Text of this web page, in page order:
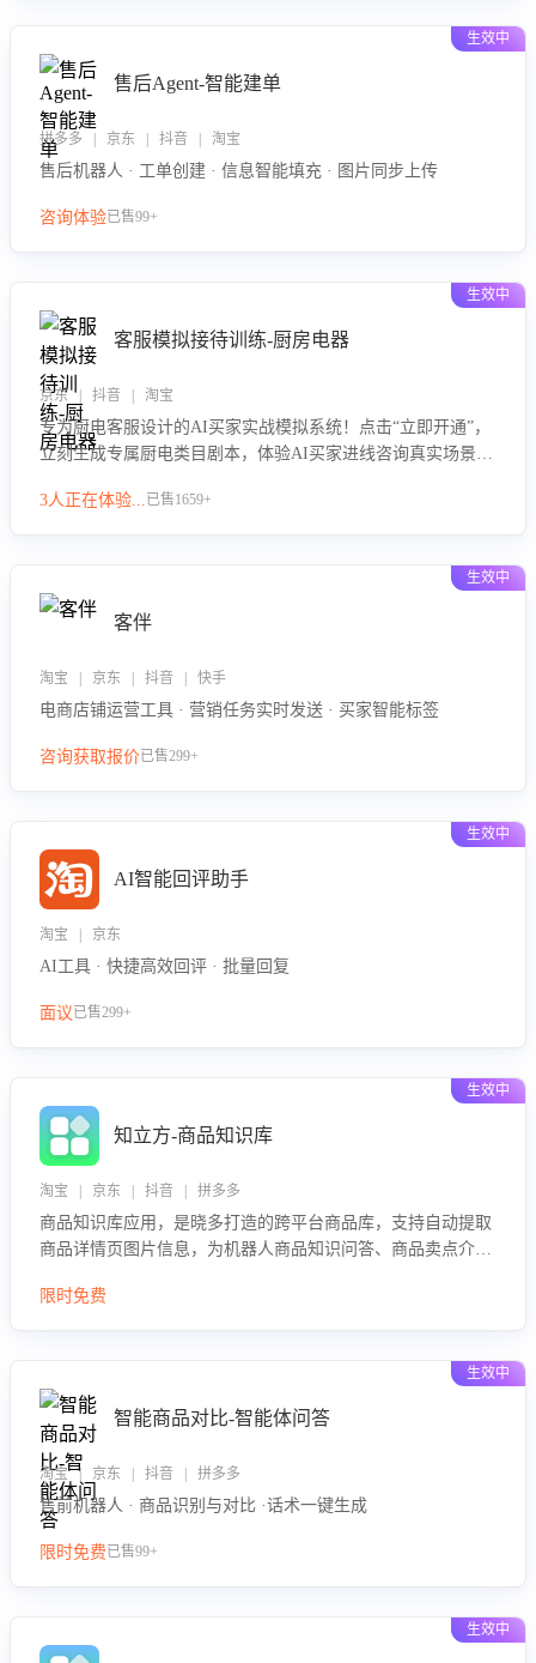
生效中
售后Agent-智能建单
拼多多 | 京东 | 抖音 | 淘宝
售后机器人 · 工单创建 · 信息智能填充 · 图片同步上传
咨询体验已售99+
生效中
客服模拟接待训练-厨房电器
京东 | 抖音 | 淘宝
专为厨电客服设计的AI买家实战模拟系统！点击“立即开通”，
立刻生成专属厨电类目剧本，体验AI买家进线咨询真实场景训
技巧！
3人正在体验...已售1659+
生效中
客伴
淘宝 | 京东 | 抖音 | 快手
电商店铺运营工具 · 营销任务实时发送 · 买家智能标签
咨询获取报价已售299+
生效中
AI智能回评助手
淘宝 | 京东
AI工具 · 快捷高效回评 · 批量回复
面议已售299+
生效中
知立方-商品知识库
淘宝 | 京东 | 抖音 | 拼多多
商品知识库应用，是晓多打造的跨平台商品库，支持自动提取
商品详情页图片信息，为机器人商品知识问答、商品卖点介绍
限时免费
生效中
智能商品对比-智能体问答
淘宝 | 京东 | 抖音 | 拼多多
售前机器人 · 商品识别与对比 ·话术一键生成
限时免费已售99+
生效中